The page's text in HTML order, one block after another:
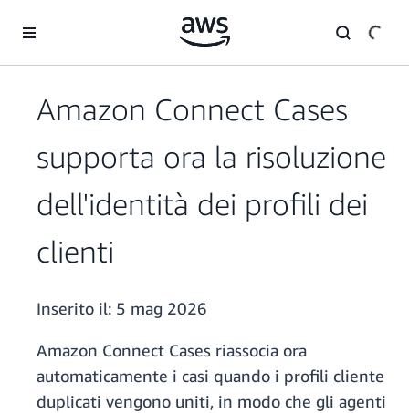
Amazon Connect Cases
supporta ora la risoluzione
dell'identità dei profili dei
clienti
Inserito il: 5 mag 2026
Amazon Connect Cases riassocia ora
automaticamente i casi quando i profili cliente
duplicati vengono uniti, in modo che gli agenti